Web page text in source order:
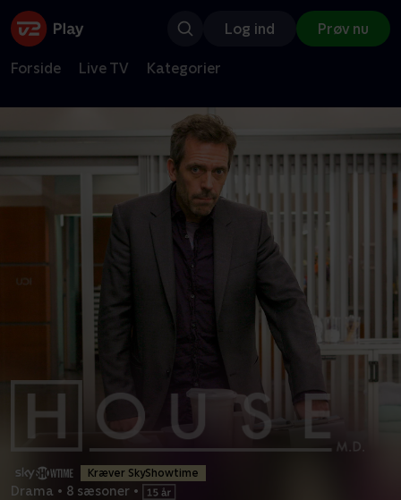
Log ind Prøv nu
Forside Live TV Kategorier
Kræver SkyShowtime
Drama • 8 sæsoner •